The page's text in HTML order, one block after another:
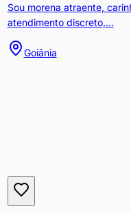
Sou morena atraente,
atendimento discreto,...
Goiânia